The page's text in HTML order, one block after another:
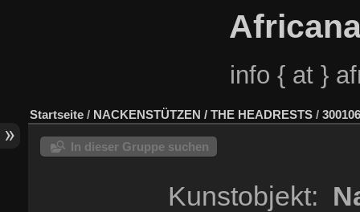
info { at }
Startseite / NACKENSTÜTZEN / THE HEADRESTS /
In dieser Gruppe suchen
Kunstobjekt: